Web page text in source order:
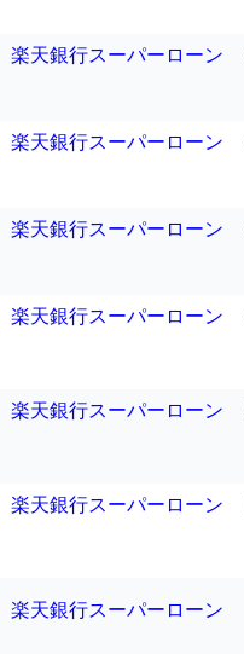
楽天銀行スーパーローン
楽天銀行スーパーローン
楽天銀行スーパーローン
楽天銀行スーパーローン
楽天銀行スーパーローン
楽天銀行スーパーローン
楽天銀行スーパーローン